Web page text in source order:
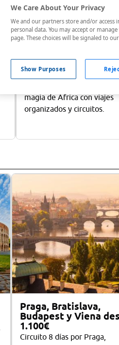
África desde 500€
magia de África con viajes
organizados y circuitos.
Praga, Bratislava,
Budapest y Viena
1.100€
Circuito 8 días por Praga,
We Care About Your Privacy
We and our partners store and/or access
personal data. You may accept or
page. These choices will be signaled to
Show Purposes